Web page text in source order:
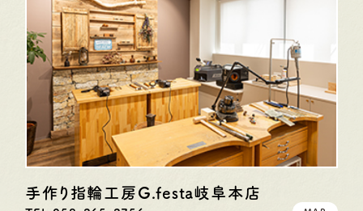
手作り指輪工房G.festa岐阜本店